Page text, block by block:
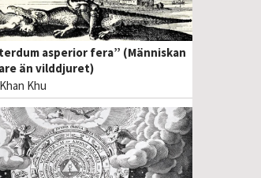
asperior fera” (Människan
än vilddjuret)
Khu